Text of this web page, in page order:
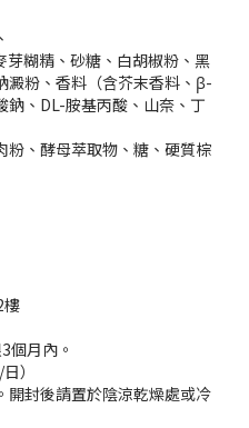
糊精、砂糖、白胡椒粉、黑
澱粉、香料（含芥末香料、β-
鈉、DL-胺基丙酸、山奈、丁
粉、酵母萃取物、糖、硬質棕
樓
個月內。
）
開封後請置於陰涼乾燥處或冷